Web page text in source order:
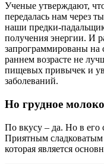
Ученые утверждают,
передалась нам через
наши предки-
получения энергии. И
запрограммированы на
раннем возрасте не
пищевых привычек и
заболеваний.
Но грудное
По вкусу – да. Но в его
Приятным сладковатым
которая является